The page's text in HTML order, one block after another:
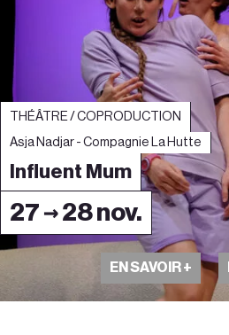
27 → 28 nov.
THÉÂTRE / COPRODUCTION
Asja Nadjar - Compagnie La Hutte
Influent Mum
EN SAVOIR +